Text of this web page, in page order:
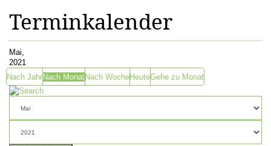
Terminkalender
Mai,
2021
Nach JahrNach MonatNach WocheHeuteGehe zu Monat